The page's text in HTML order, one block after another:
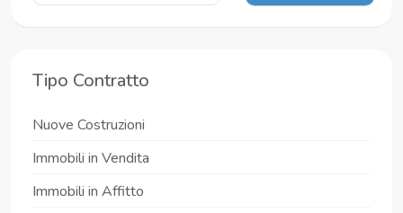
Tipo Contratto
Nuove Costruzioni
Immobili in Vendita
Immobili in Affitto